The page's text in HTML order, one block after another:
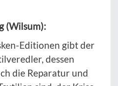
(Wilsum):
Editionen gibt der
dessen
die Reparatur und